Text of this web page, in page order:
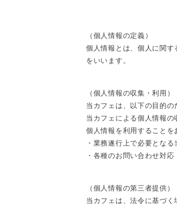
（個人情報の定義）
個人情報とは、個人に関
をいいます。
（個人情報の収集・利用）
当カフェは、以下の目的の
当カフェによる個人情報
個人情報を利用することを
・業務遂行上で必要とな
・各種のお問い合わせ対応
（個人情報の第三者提供）
当カフェは、法令に基づ